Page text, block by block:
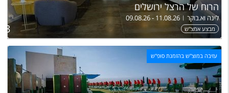
הרוח של הרצל ירושלים
לינה וא.בוקר 09.08.26 - 11.08.26
מבצע אמצ"ש
עזיבה במוצ"ש בהזמנת סופ"ש